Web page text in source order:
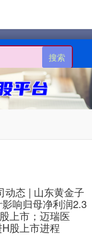
搜索
动态 | 山东黄金子
响归母净利润2.3
上市；迈瑞医
股上市进程